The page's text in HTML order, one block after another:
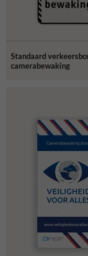
Standaard
camerabewaking